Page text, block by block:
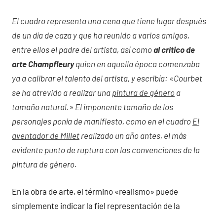
El cuadro representa una cena que tiene lugar después
de un día de caza y que ha reunido a varios amigos,
entre ellos el padre del artista, así comoal crítico de
arte Champfleuryquien en aquella época comenzaba
ya a calibrar el talento del artista, y escribía: «Courbet
se ha atrevido a realizar una pintura de género a
tamaño natural.» El imponente tamaño de los
personajes ponía de manifiesto, como en el cuadro El
aventador de Millet realizado un año antes, el más
evidente punto de ruptura con las convenciones de la
pintura de género.
En la obra de arte, el término «realismo» puede
simplemente indicar la fiel representación de la